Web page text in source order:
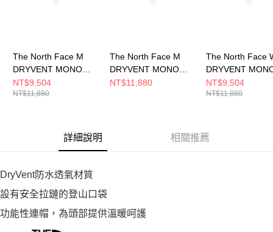
The North Face M
DRYVENT MONO
MOUNTAIN JACKET
男 防水外套
NT$9,504
NT$11,880
The North Face M
DRYVENT MONO
MOUNTAIN JACKET
NT$11,880
The North Face
DRYVENT
MOUNTAIN
女 防水外套
NT$9,504
NT$11,880
詳細說明 相關推薦
DryVent防水透氣材質
設有安全拉鏈的登山口袋
功能性連帽，為頭部提供溫暖呵護